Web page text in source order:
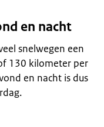
en nacht
snelwegen een
130 kilometer per
en nacht is dus